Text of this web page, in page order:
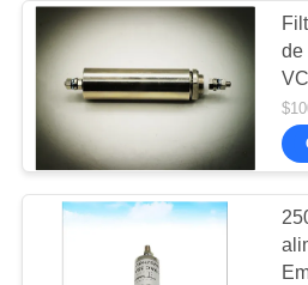
NOTICIAS
MAPA
DEL
SITIO
POLÍTICA
DE LA
de